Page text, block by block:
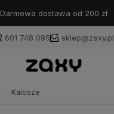
Darmowa dostawa od 200 zł
601 748 095 sklep@zaxy.pl
Kalosze